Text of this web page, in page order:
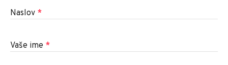
Naslov *
Vaše ime *